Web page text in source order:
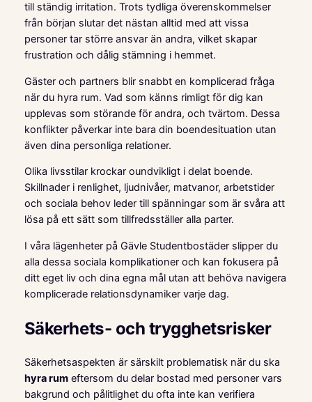
till ständig irritation. Trots tydliga överenskommelser
från början slutar det nästan alltid med att vissa
personer tar större ansvar än andra, vilket skapar
frustration och dålig stämning i hemmet.
Gäster och partners blir snabbt en komplicerad fråga
när du hyra rum. Vad som känns rimligt för dig kan
upplevas som störande för andra, och tvärtom. Dessa
konflikter påverkar inte bara din boendesituation utan
även dina personliga relationer.
Olika livsstilar krockar oundvikligt i delat boende.
Skillnader i renlighet, ljudnivåer, matvanor, arbetstider
och sociala behov leder till spänningar som är svåra att
lösa på ett sätt som tillfredsställer alla parter.
I våra lägenheter på Gävle Studentbostäder slipper du
alla dessa sociala komplikationer och kan fokusera på
ditt eget liv och dina egna mål utan att behöva navigera
komplicerade relationsdynamiker varje dag.
Säkerhets- och trygghetsrisker
Säkerhetsaspekten är särskilt problematisk när du ska
hyra rumeftersom du delar bostad med personer vars
bakgrund och pålitlighet du ofta inte kan verifiera